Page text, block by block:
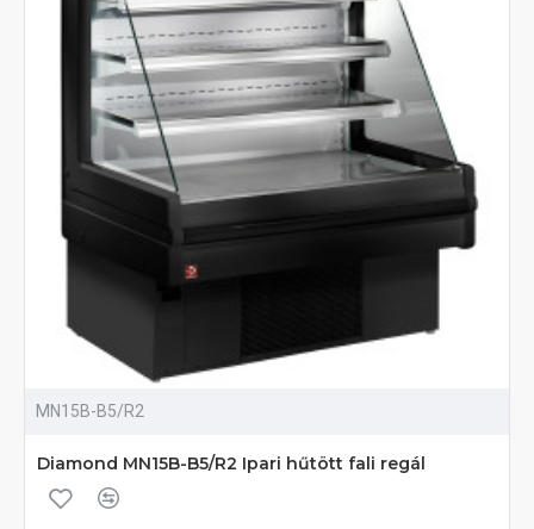
MN15B-B5/R2
Diamond MN15B-B5/R2 Ipari hűtött fali regál